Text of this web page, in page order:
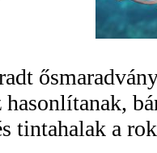
tintahalak a